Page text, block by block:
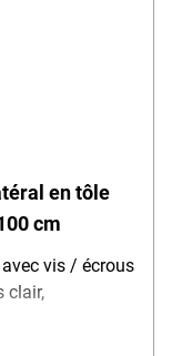
en tôle
cm
vis / écrous
clair,